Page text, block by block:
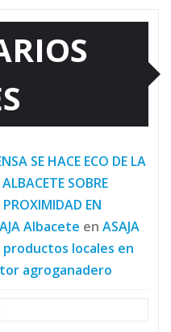
SE HACE ECO DE LA
SOBRE
EN
Albacete en ASAJA
locales en
agroganadero